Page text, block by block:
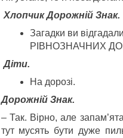
Хлопчик Дорожнiй Знак.
Загадки ви
РІВНОЗНАЧНИХ
Дiти.
На дорозi.
Дорожнiй Знак.
– Так. Вірно, але
тут мусять бути дуже